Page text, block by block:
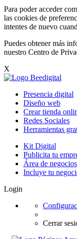
Para poder acceder
las cookies de
intentes de nuevo
Puedes obtener más
nuestro Centro de
X
Presencia digital
Diseño web
Crear tienda
Redes Sociales
Herramientas
Kit Digital
Publicita tu
Área de negocios
Incluye tu
Login
Cerrar